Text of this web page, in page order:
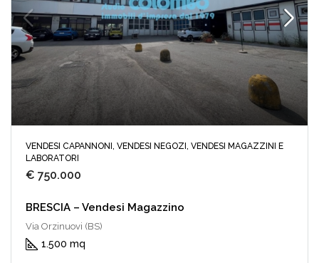
VENDESI CAPANNONI, VENDESI NEGOZI, VENDESI MAGAZZINI E
LABORATORI
€ 750.000
BRESCIA – Vendesi Magazzino
Via Orzinuovi (BS)
1.500 mq